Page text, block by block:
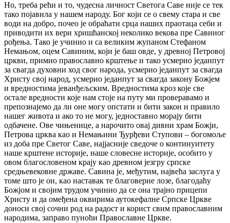
Но, треба рећи и то, чудесна личност Светога Саве није се тек
тако појавила у нашем народу. Бог који се о свему стара и све
води на добро, почео је обраћати срца наших праотаца себи и
приводити их вери хришћанској неколико векова пре Савиног
рођења. Тако је учинио и са великим жупаном Стефаном
Немањом, оцем Савиним, који је баш овде, у древној Петровој
цркви, примио православно крштење и тако усмерио једанпут
за свагда духовни ход свог народа, усмерио једанпут за свагда
Христу свој народ, усмерио једанпут за свагда закону Божјем
и вредностима јеванђељским. Вредностима кроз које све
остале вредности које нам стоје на путу ми проверавамо и
препознајемо да ли оне могу опстати и бити закон и правило
нашег живота и ако то не могу, једноставно морају бити
одбачене. Ове чињенице, а нарочито овај дивни храм Божји,
Петрова црква као и Немањини Ђурђеви Ступови – богомоље
из доба пре Светог Саве, најјасније сведоче о континуитету
наше крштене историје, наше словесне историје, особито у
овом благословеном крају као древном језгру српске
средњевековне државе. Савина је, међутим, највећа заслуга у
томе што је он, као наставак те благоверне лозе, благодаћу
Божјом и својим трудом учинио да се она трајно прицепи
Христу и да омеђена оквирима аутокефалне Српске Цркве
доноси свој сочни род на радост и корист свим православним
народима, заправо пуноћи Православне Цркве.